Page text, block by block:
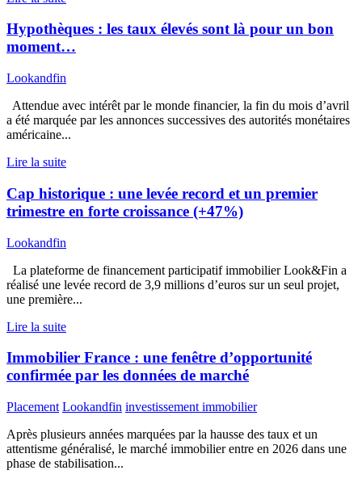
Hypothèques : les taux élevés sont là pour un bon
moment…
Lookandfin
Attendue avec intérêt par le monde financier, la fin du mois d’avril
a été marquée par les annonces successives des autorités monétaires
américaine...
Lire la suite
Cap historique : une levée record et un premier
trimestre en forte croissance (+47%)
Lookandfin
La plateforme de financement participatif immobilier Look&Fin a
réalisé une levée record de 3,9 millions d’euros sur un seul projet,
une première...
Lire la suite
Immobilier France : une fenêtre d’opportunité
confirmée par les données de marché
Placement Lookandfin investissement immobilier
Après plusieurs années marquées par la hausse des taux et un
attentisme généralisé, le marché immobilier entre en 2026 dans une
phase de stabilisation...